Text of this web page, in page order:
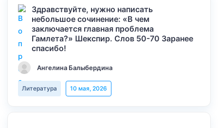
Здравствуйте, нужно написать
небольшое сочинение: «В чем
заключается главная проблема
Гамлета?» Шекспир. Слов 50-70 Заранее
спасибо!
Ангелина Балыбердина
Литература 10 мая, 2026